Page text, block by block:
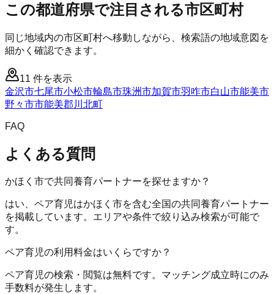
この都道府県で注目される市区町村
同じ地域内の市区町村へ移動しながら、検索語の地域意図を
細かく確認できます。
11 件を表示
金沢市七尾市小松市輪島市珠洲市加賀市羽咋市白山市能美市
野々市市能美郡川北町
FAQ
よくある質問
かほく市で共同養育パートナーを探せますか？
はい、ペア育児はかほく市を含む全国の共同養育パートナー
を掲載しています。エリアや条件で絞り込み検索が可能で
す。
ペア育児の利用料金はいくらですか？
ペア育児の検索・閲覧は無料です。マッチング成立時にのみ
手数料が発生します。